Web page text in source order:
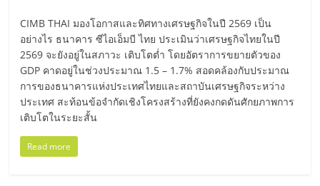
หน้า
บ้าน
ลงทุน
น้อย
คืน
ทุน
ปรึกษา
CIMB THAI มองโอกาสและทิศทางเศรษฐกิจในปี 2569 เป็น
อย่างไร ธนาคาร ซีไอเอ็มบี ไทย ประเมินว่าเศรษฐกิจไทยในปี
2569 จะยังอยู่ในสภาวะ เติบโตต่ำ โดยอัตราการขยายตัวของ
GDP คาดอยู่ในช่วงประมาณ 1.5 – 1.7% สอดคล้องกับประมาณ
การของธนาคารแห่งประเทศไทยและสถาบันเศรษฐกิจระหว่าง
ประเทศ สะท้อนข้อจำกัดเชิงโครงสร้างที่ยังคงกดดันศักยภาพการ
เติบโตในระยะสั้น
Read more